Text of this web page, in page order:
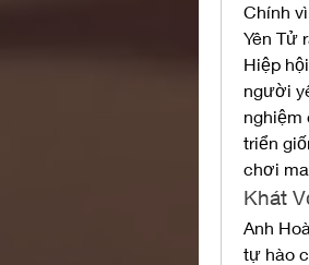
Chính
Yên Tử
Hiệp
người
nghiệm
triển
chơi
Khát
Anh
tự hào